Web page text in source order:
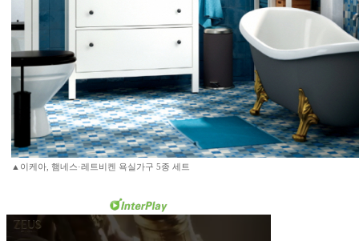
▲이케아, 햄네스·레트비켄 욕실가구 5종 세트